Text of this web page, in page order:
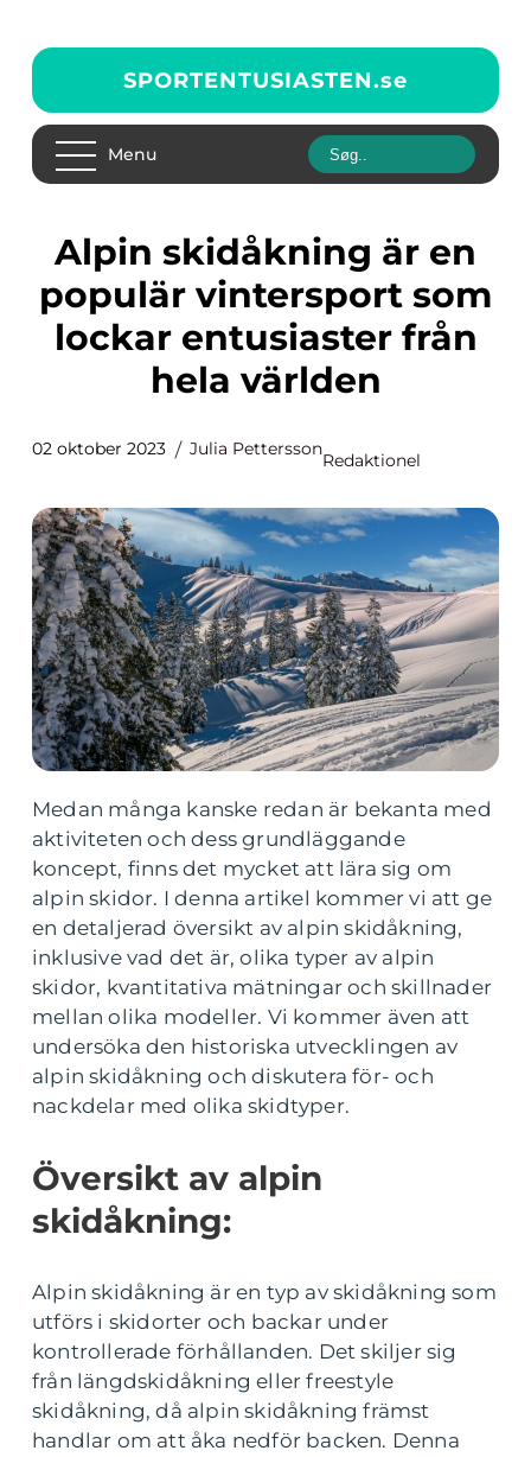
SPORTENTUSIASTEN.se
Menu
Alpin skidåkning är en
populär vintersport som
lockar entusiaster från
hela världen
02 oktober 2023 Julia Pettersson
Redaktionel
Medan många kanske redan är bekanta med
aktiviteten och dess grundläggande
koncept, finns det mycket att lära sig om
alpin skidor. I denna artikel kommer vi att ge
en detaljerad översikt av alpin skidåkning,
inklusive vad det är, olika typer av alpin
skidor, kvantitativa mätningar och skillnader
mellan olika modeller. Vi kommer även att
undersöka den historiska utvecklingen av
alpin skidåkning och diskutera för- och
nackdelar med olika skidtyper.
Översikt av alpin
skidåkning:
Alpin skidåkning är en typ av skidåkning som
utförs i skidorter och backar under
kontrollerade förhållanden. Det skiljer sig
från längdskidåkning eller freestyle
skidåkning, då alpin skidåkning främst
handlar om att åka nedför backen. Denna